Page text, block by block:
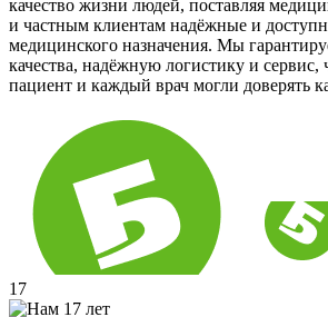
качество жизни людей, поставляя
и частным клиентам надёжные и
медицинского назначения. Мы
качества, надёжную логистику и
пациент и каждый врач могли доверять
17